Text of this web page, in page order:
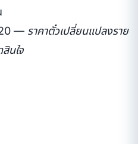
— ราคาตั๋วเปลี่ยนแปลงราย
นใจ